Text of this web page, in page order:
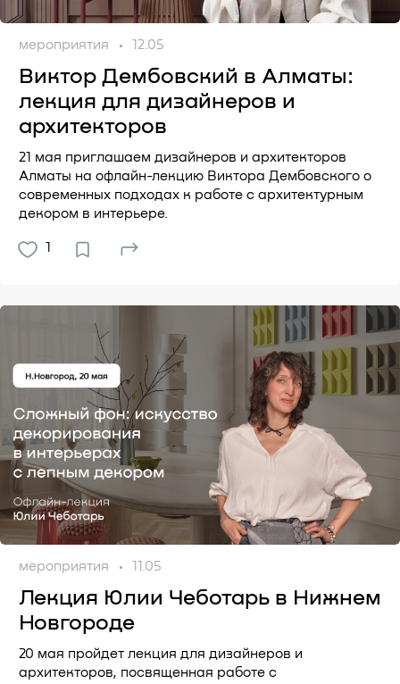
мероприятия 12.05
Виктор Дембовский в Алматы:
лекция для дизайнеров и
архитекторов
21 мая приглашаем дизайнеров и архитекторов
Алматы на офлайн-лекцию Виктора Дембовского о
современных подходах к работе с архитектурным
декором в интерьере.
мероприятия 11.05
Лекция Юлии Чеботарь в Нижнем
Новгороде
20 мая пройдет лекция для дизайнеров и
архитекторов, посвященная работе с